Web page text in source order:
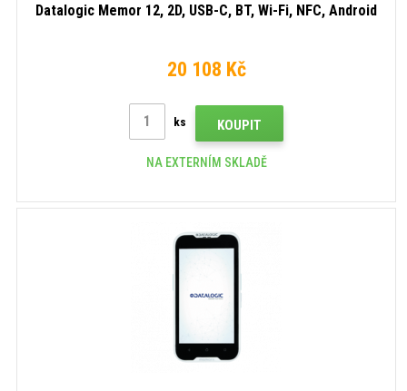
Datalogic Memor 12, 2D, USB-C, BT, Wi-Fi, NFC, Android
20 108 Kč
ks KOUPIT
NA EXTERNÍM SKLADĚ